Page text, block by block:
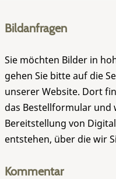
Bildanfragen
Sie möchten Bilder in
gehen Sie bitte auf die
unserer Website. Dort
das Bestellformular
Bereitstellung von
entstehen, über die wir
Kommentar